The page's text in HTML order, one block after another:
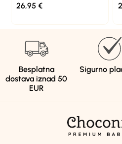
26,95€
Besplatna
dostava iznad 50
EUR
Sigurno